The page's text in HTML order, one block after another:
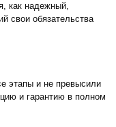
как надежный,
свои обязательства
этапы и не превысили
и гарантию в полном